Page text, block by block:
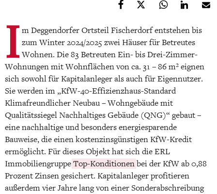
I m Deggendorfer Ortsteil Fischerdorf entstehen bis
zum Winter 2024/2025 zwei Häuser für Betreutes
Wohnen. Die 83 Betreuten Ein- bis Drei-Zimmer-
Wohnungen mit Wohnflächen von ca. 31 – 86 m² eignen
sich sowohl für Kapitalanleger als auch für Eigennutzer.
Sie werden im „KfW-40-Effizienzhaus-Standard
Klimafreundlicher Neubau – Wohngebäude mit
Qualitätssiegel Nachhaltiges Gebäude (QNG)“ gebaut –
eine nachhaltige und besonders energiesparende
Bauweise, die einen kostenzinsgünstigen KfW-Kredit
ermöglicht. Für dieses Objekt hat sich die ERL
ImmobiliengruppeTop-Konditionenbei der KfW ab 0,88
Prozent Zinsen gesichert. Kapitalanleger profitieren
außerdem vier Jahre lang von einer Sonderabschreibung